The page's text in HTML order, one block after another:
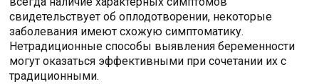
свидетельствует об оплодотворении, некоторые
заболевания имеют схожую симптоматику.
Нетрадиционные способы выявления беременности
могут оказаться эффективными при сочетании их с
традиционными.